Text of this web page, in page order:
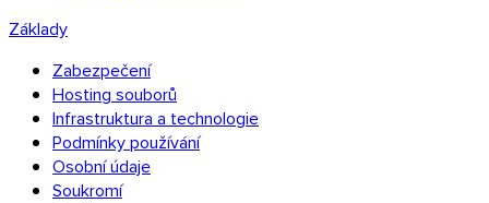
Základy
Zabezpečení
Hosting souborů
Infrastruktura a technologie
Podmínky používání
Osobní údaje
Soukromí